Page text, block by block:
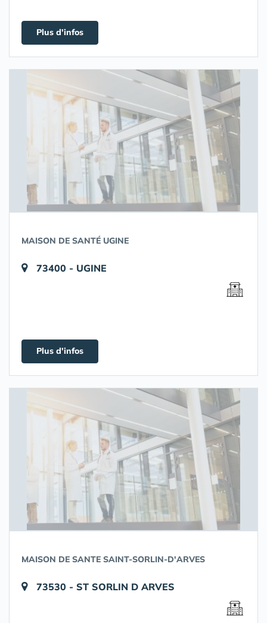
Plus d'infos
MAISON DE SANTÉ UGINE
73400 - UGINE
Plus d'infos
MAISON DE SANTE SAINT-SORLIN-D'ARVES
73530 - ST SORLIN D ARVES